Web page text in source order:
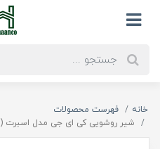
خانه
فهرست محصولات
شیر روشویی کی ای جی مدل اسبرت (K.I.G Asbert)